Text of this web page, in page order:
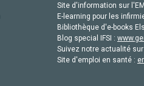
Site d'information sur
E-learning pour les
Bibliothèque d'e-books
Blog special IFSI :
Suivez notre actualité
Site d'emploi en santé :